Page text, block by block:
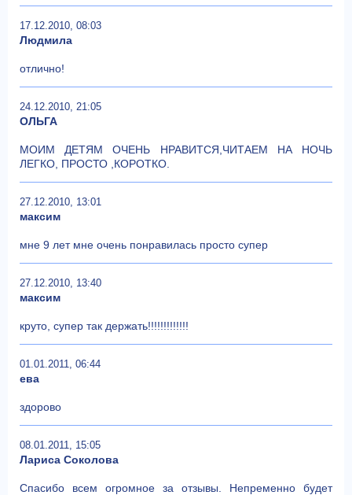
17.12.2010, 08:03
Людмила
отлично!
24.12.2010, 21:05
ОЛЬГА
МОИМ ДЕТЯМ ОЧЕНЬ НРАВИТСЯ,ЧИТАЕМ НА НОЧЬ
ЛЕГКО, ПРОСТО ,КОРОТКО.
27.12.2010, 13:01
максим
мне 9 лет мне очень понравилась просто супер
27.12.2010, 13:40
максим
круто, супер так держать!!!!!!!!!!!!!
01.01.2011, 06:44
ева
здорово
08.01.2011, 15:05
Лариса Соколова
Спасибо всем огромное за отзывы. Непременно будет